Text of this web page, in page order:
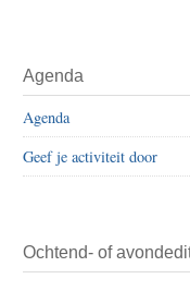
i
t
e
Agenda
Agenda
Geef je activiteit door
Ochtend- of